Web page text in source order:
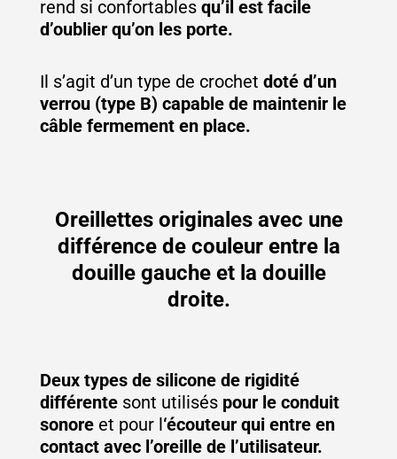
rend si confortables qu’il est facile
d’oublier qu’on les porte.
Il s’agit d’un type de crochet doté d’un
verrou (type B) capable de maintenir le
câble fermement en place.
Oreillettes originales avec une
différence de couleur entre la
douille gauche et la douille
droite.
Deux types de silicone de rigidité
différente sont utilisés pour le conduit
sonore et pour l ‘écouteur qui entre en
contact avec l’oreille de l’utilisateur.